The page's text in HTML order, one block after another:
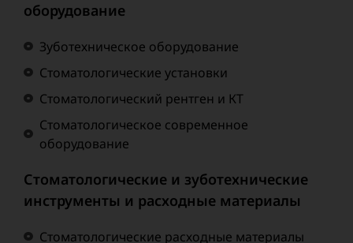
оборудование
Зуботехническое оборудование
Стоматологические установки
Стоматологический рентген и КТ
Стоматологическое современное
оборудование
Стоматологические и зуботехнические
инструменты и расходные материалы
Стоматологические расходные материалы